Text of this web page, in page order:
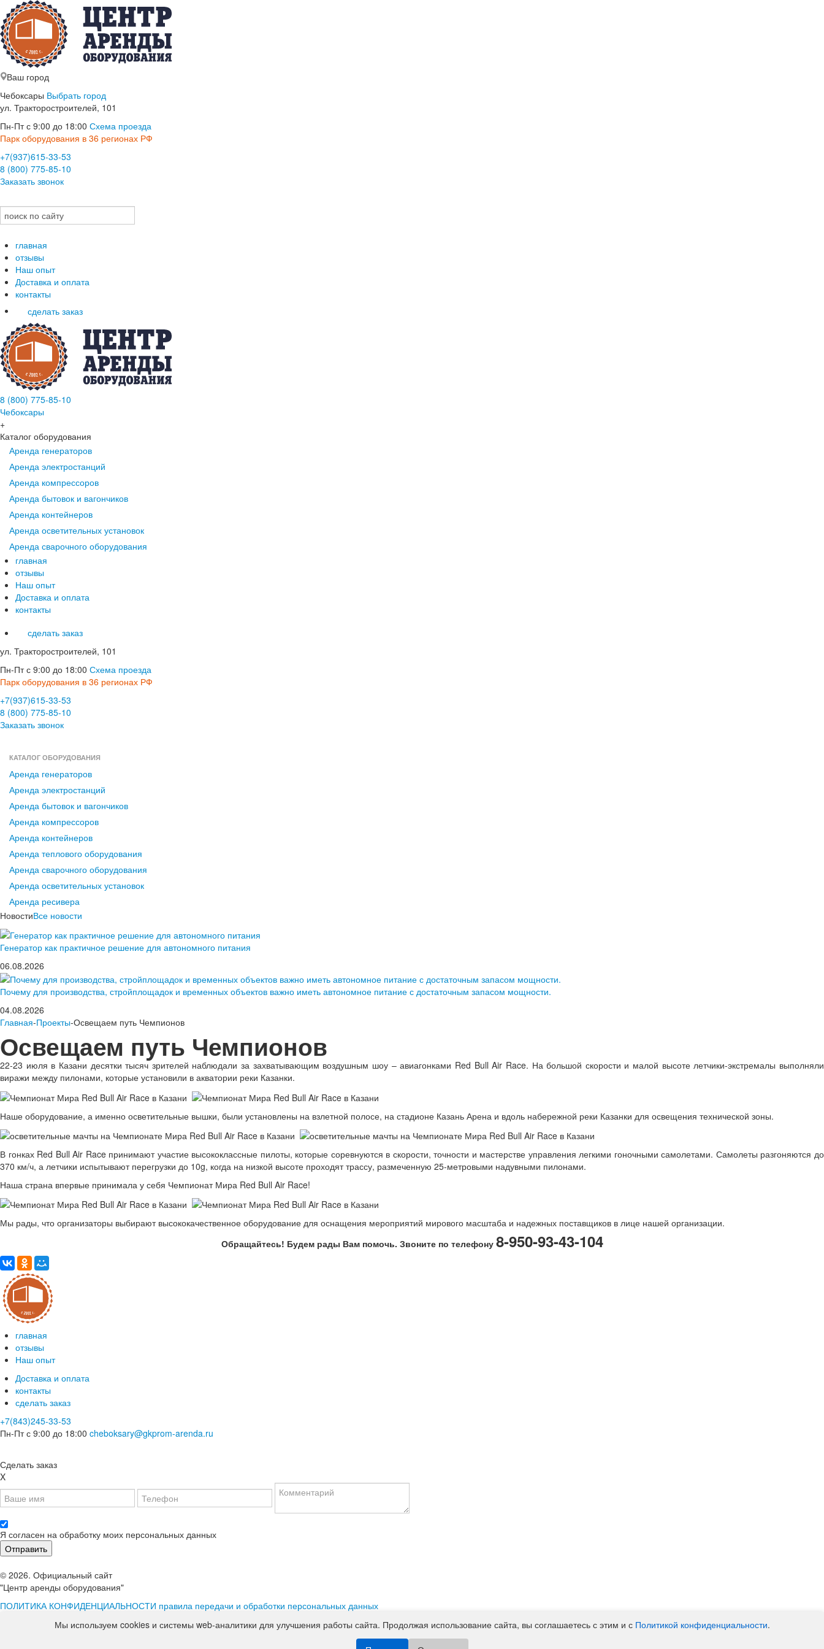
Ваш город
Чебоксары Выбрать город
ул. Тракторостроителей, 101
Пн-Пт с 9:00 до 18:00 Схема проезда
Парк оборудования в 36 регионах РФ
+7(937)615-33-53
8 (800) 775-85-10
Заказать звонок
главная
отзывы
Наш опыт
Доставка и оплата
контакты
сделать заказ
8 (800) 775-85-10
Чебоксары
+
Каталог оборудования
Аренда генераторов
Аренда электростанций
Аренда компрессоров
Аренда бытовок и вагончиков
Аренда контейнеров
Аренда осветительных установок
Аренда сварочного оборудования
главная
отзывы
Наш опыт
Доставка и оплата
контакты
сделать заказ
ул. Тракторостроителей, 101
Пн-Пт с 9:00 до 18:00 Схема проезда
Парк оборудования в 36 регионах РФ
+7(937)615-33-53
8 (800) 775-85-10
Заказать звонок
КАТАЛОГ ОБОРУДОВАНИЯ
Аренда генераторов
Аренда электростанций
Аренда бытовок и вагончиков
Аренда компрессоров
Аренда контейнеров
Аренда теплового оборудования
Аренда сварочного оборудования
Аренда осветительных установок
Аренда ресивера
НовостиВсе новости
Генератор как практичное решение для автономного питания
06.08.2026
Почему для производства, стройплощадок и временных объектов важно иметь автономное питание с достаточным запасом мощности.
04.08.2026
Главная-Проекты-Освещаем путь Чемпионов
Освещаем путь Чемпионов
22-23 июля в Казани десятки тысяч зрителей наблюдали за захватывающим воздушным шоу – авиагонками Red Bull Air Race. На большой скорости и малой высоте летчики-экстремалы выполняли
виражи между пилонами, которые установили в акватории реки Казанки.
Наше оборудование, а именно осветительные вышки, были установлены на взлетной полосе, на стадионе Казань Арена и вдоль набережной реки Казанки для освещения технической зоны.
В гонках Red Bull Air Race принимают участие высококлассные пилоты, которые соревнуются в скорости, точности и мастерстве управления легкими гоночными самолетами. Самолеты разгоняются до
370 км/ч, а летчики испытывают перегрузки до 10g, когда на низкой высоте проходят трассу, размеченную 25-метровыми надувными пилонами.
Наша страна впервые принимала у себя Чемпионат Мира Red Bull Air Race!
Мы рады, что организаторы выбирают высококачественное оборудование для оснащения мероприятий мирового масштаба и надежных поставщиков в лице нашей организации.
Обращайтесь! Будем рады Вам помочь. Звоните по телефону 8-950-93-43-104
главная
отзывы
Наш опыт
Доставка и оплата
контакты
сделать заказ
+7(843)245-33-53
Пн-Пт с 9:00 до 18:00 cheboksary@gkprom-arenda.ru
Сделать заказ
X
Я согласен на обработку моих персональных данных
© 2026. Официальный сайт
"Центр аренды оборудования"
ПОЛИТИКА КОНФИДЕНЦИАЛЬНОСТИ правила передачи и обработки персональных данных
на Сайте информация, касающаяся комплектаций, технических характеристик, цветовых сочетаний, стоимости услуг, сервисного обслуживания, дополнительного оборудования, условий аренды
оборудования и т. п., ни при каких условиях не является публичной офертой, определяемой положениями ст. 437 Гражданского кодекса Российской Федерации. Копирование материалов с сайта без
Мы используем cookies и системы web-аналитики для улучшения работы сайта. Продолжая использование сайта, вы соглашаетесь с этим и с Политикой конфиденциальности.